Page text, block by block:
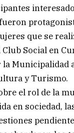
que se
Social en
Municipalidad
y Turismo.
el rol de la
en sociedad,